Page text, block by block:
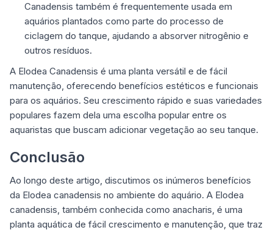
Canadensis também é frequentemente usada em
aquários plantados como parte do processo de
ciclagem do tanque, ajudando a absorver nitrogênio e
outros resíduos.
A Elodea Canadensis é uma planta versátil e de fácil
manutenção, oferecendo benefícios estéticos e funcionais
para os aquários. Seu crescimento rápido e suas variedades
populares fazem dela uma escolha popular entre os
aquaristas que buscam adicionar vegetação ao seu tanque.
Conclusão
Ao longo deste artigo, discutimos os inúmeros benefícios
da Elodea canadensis no ambiente do aquário. A Elodea
canadensis, também conhecida como anacharis, é uma
planta aquática de fácil crescimento e manutenção, que traz